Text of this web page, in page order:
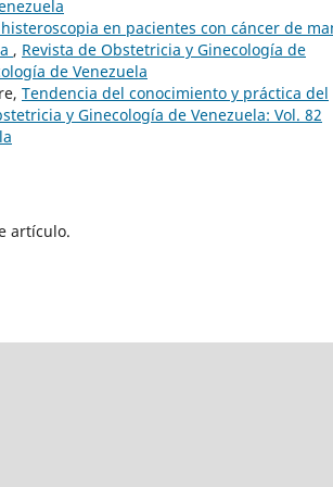
en pacientes con cáncer de
, Revista de Obstetricia y Ginecología de
de Venezuela
Tendencia del conocimiento y práctica del
y Ginecología de Venezuela: Vol. 82
artículo.